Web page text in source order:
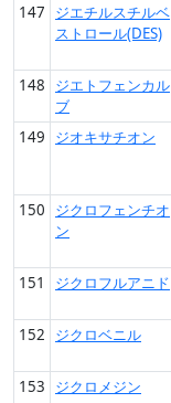
147
ジエチルスチルベ
ストロール(DES)
148
ジエトフェンカル
ブ
149 ジオキサチオン
150
ジクロフェンチオ
ン
151
ジクロフルアニド
152
ジクロベニル
153 ジクロメジン